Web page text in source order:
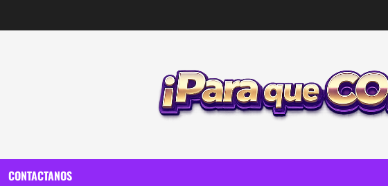
CONTACTANOS